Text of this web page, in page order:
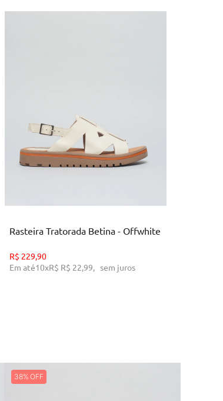
Rasteira Tratorada Betina - Offwhite
R$ 229,90
Em até10xR$ R$ 22,99, sem juros
38%